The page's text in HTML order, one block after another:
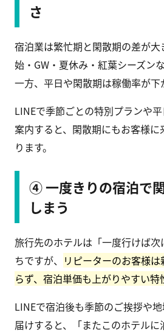
さ
宿泊業は繁忙期と閑散期の差が
始・GW・夏休み・紅葉シーズン
一方、平日や閑散期は稼働率が下
LINEで季節ごとの特別プランや
案内すると、閑散期にもお客様
ります。
④ 一度きりの宿泊で
しまう
旅行先のホテルは「一度行けば
ちですが、 リピーターのお客様
らず、宿泊単価も上がりやすい特
LINEで宿泊後も季節のご挨拶や
届けすると、「またこのホテル